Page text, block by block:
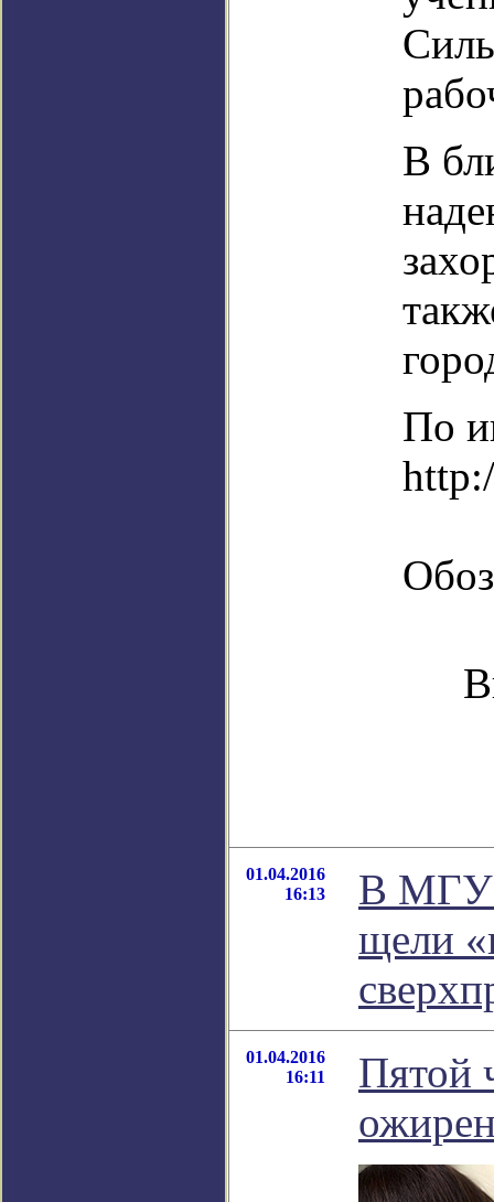
В
По
01.04.2016
16:13
В МГУ
щели
01.04.2016
16:11
Пятой